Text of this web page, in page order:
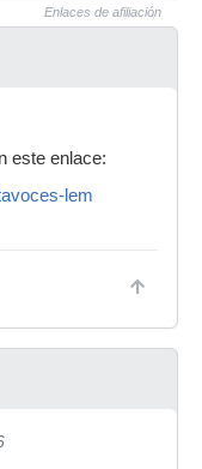
Enlaces de afiliación
este enlace:
lem